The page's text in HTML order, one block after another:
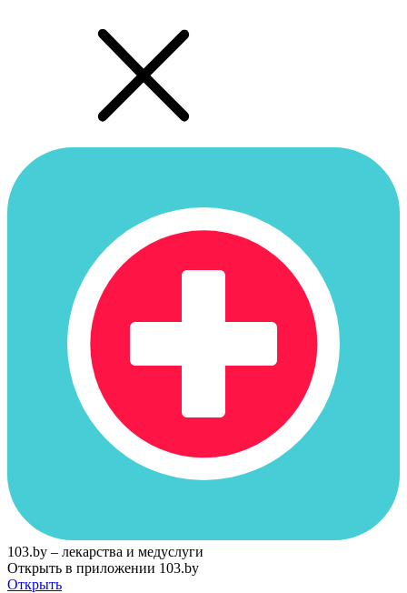
103.by – лекарства и медуслуги
Открыть в приложении 103.by
Открыть